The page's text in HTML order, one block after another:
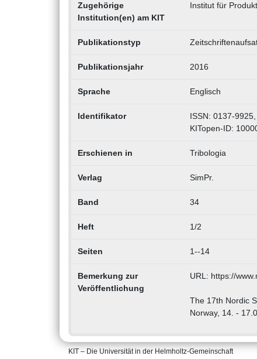
Zugehörige
Institution(en) am KIT
Institut für
Publikationstyp
Publikationsjahr 2016
Sprache Englisch
Identifikator
ISSN: 0137-
KITopen-ID:
Erschienen in Tribologia
Verlag SimPr.
Band 34
Heft 1/2
Seiten 1--14
Bemerkung zur
Veröffentlichung
URL: https://
The 17th Nordic
Norway, 14. -
KIT – Die Universität in der Helmholtz-Gemeinschaft